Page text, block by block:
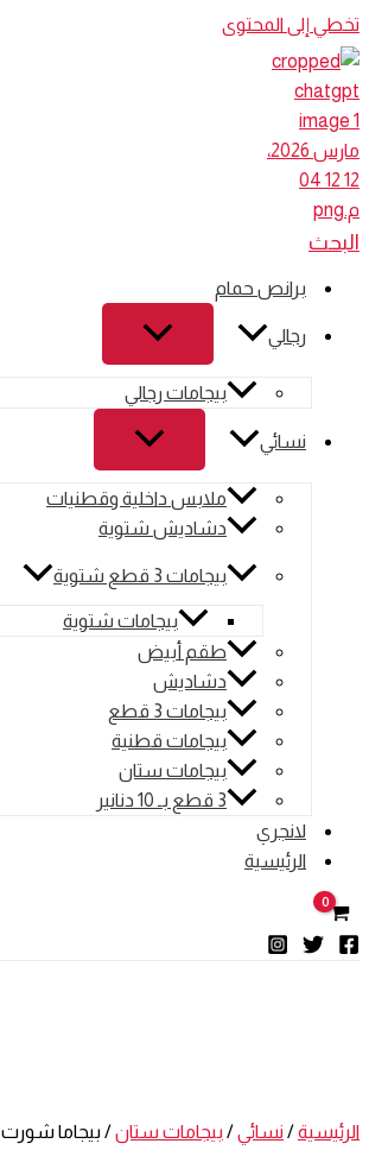
تخطي إلى المحتوى
البحث
برانص حمام
رجالي
بيجامات رجالي
نسائي
ملابس داخلية وقطنيات
دشاديش شتوية
بيجامات 3 قطع شتوية
بيجامات شتوية
طقم أبيض
دشاديش
بيجامات 3 قطع
بيجامات قطنية
بيجامات ستان
3 قطع بـ 10 دنانير
لانجري
الرئيسية
الرئيسية/ نسائي/ بيجامات ستان/ بيجاما شورت